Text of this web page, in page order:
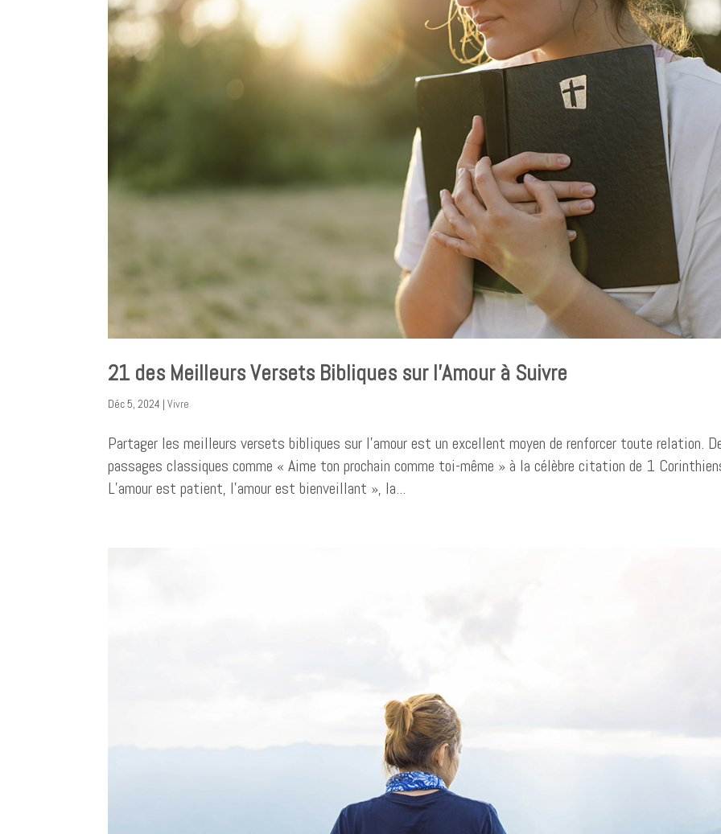
21 des Meilleurs Versets Bibliques sur l’Amour à Suivre
Déc 5, 2024 |Vivre
Partager les meilleurs versets bibliques sur l’amour est un excellent moyen de renforcer toute relation.
passages classiques comme « Aime ton prochain comme toi-même » à la célèbre citation de 1
L’amour est patient, l’amour est bienveillant », la...